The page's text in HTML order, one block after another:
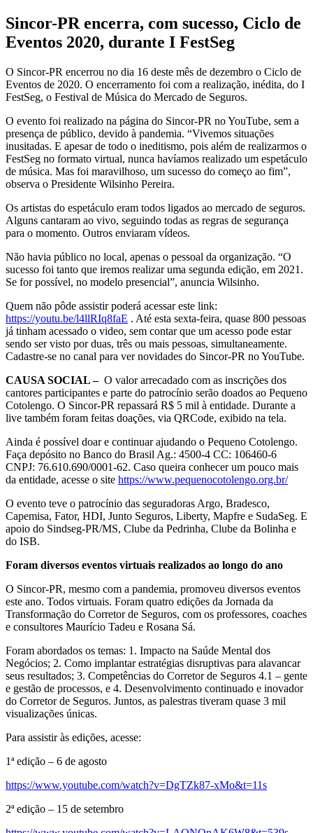
Sincor-PR encerra, com sucesso, Ciclo de
Eventos 2020, durante I FestSeg
O Sincor-PR encerrou no dia 16 deste mês de dezembro o Ciclo de
Eventos de 2020. O encerramento foi com a realização, inédita, do I
FestSeg, o Festival de Música do Mercado de Seguros.
O evento foi realizado na página do Sincor-PR no YouTube, sem a
presença de público, devido à pandemia. “Vivemos situações
inusitadas. E apesar de todo o ineditismo, pois além de realizarmos o
FestSeg no formato virtual, nunca havíamos realizado um espetáculo
de música. Mas foi maravilhoso, um sucesso do começo ao fim”,
observa o Presidente Wilsinho Pereira.
Os artistas do espetáculo eram todos ligados ao mercado de seguros.
Alguns cantaram ao vivo, seguindo todas as regras de segurança
para o momento. Outros enviaram vídeos.
Não havia público no local, apenas o pessoal da organização. “O
sucesso foi tanto que iremos realizar uma segunda edição, em 2021.
Se for possível, no modelo presencial”, anuncia Wilsinho.
Quem não pôde assistir poderá acessar este link:
https://youtu.be/l4llRIq8faE . Até esta sexta-feira, quase 800 pessoas
já tinham acessado o video, sem contar que um acesso pode estar
sendo ser visto por duas, três ou mais pessoas, simultaneamente.
Cadastre-se no canal para ver novidades do Sincor-PR no YouTube.
CAUSA SOCIAL – O valor arrecadado com as inscrições dos
cantores participantes e parte do patrocínio serão doados ao Pequeno
Cotolengo. O Sincor-PR repassará R$ 5 mil à entidade. Durante a
live também foram feitas doações, via QRCode, exibido na tela.
Ainda é possível doar e continuar ajudando o Pequeno Cotolengo.
Faça depósito no Banco do Brasil Ag.: 4500-4 CC: 106460-6
CNPJ: 76.610.690/0001-62. Caso queira conhecer um pouco mais
da entidade, acesse o site https://www.pequenocotolengo.org.br/
O evento teve o patrocínio das seguradoras Argo, Bradesco,
Capemisa, Fator, HDI, Junto Seguros, Liberty, Mapfre e SudaSeg. E
apoio do Sindseg-PR/MS, Clube da Pedrinha, Clube da Bolinha e
do ISB.
Foram diversos eventos virtuais realizados ao longo do ano
O Sincor-PR, mesmo com a pandemia, promoveu diversos eventos
este ano. Todos virtuais. Foram quatro edições da Jornada da
Transformação do Corretor de Seguros, com os professores, coaches
e consultores Maurício Tadeu e Rosana Sá.
Foram abordados os temas: 1. Impacto na Saúde Mental dos
Negócios; 2. Como implantar estratégias disruptivas para alavancar
seus resultados; 3. Competências do Corretor de Seguros 4.1 – gente
e gestão de processos, e 4. Desenvolvimento continuado e inovador
do Corretor de Seguros. Juntos, as palestras tiveram quase 3 mil
visualizações únicas.
Para assistir às edições, acesse:
1ª edição – 6 de agosto
https://www.youtube.com/watch?v=DgTZk87-xMo&t=11s
2ª edição – 15 de setembro